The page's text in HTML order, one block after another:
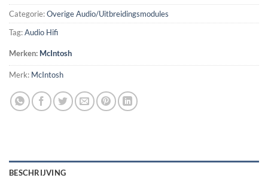
Categorie:Overige Audio/Uitbreidingsmodules
Tag:Audio Hifi
Merken: McIntosh
Merk: McIntosh
BESCHRIJVING